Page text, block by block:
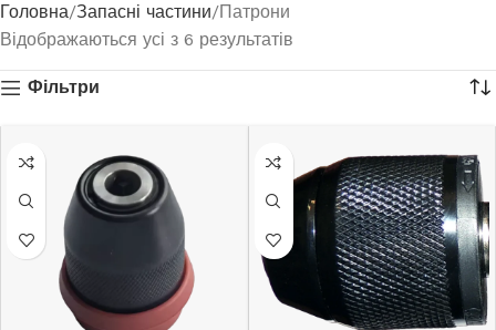
Головна Запасні частини Патрони
Відображаються усі з 6 результатів
Фільтри